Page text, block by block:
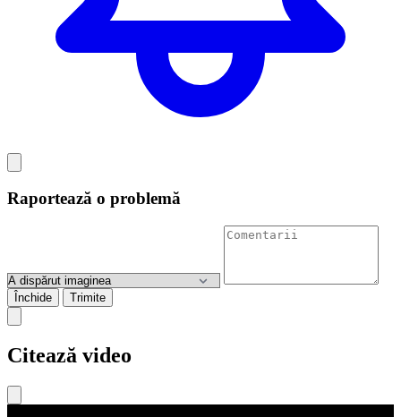
Raportează o problemă
Închide Trimite
Citează video